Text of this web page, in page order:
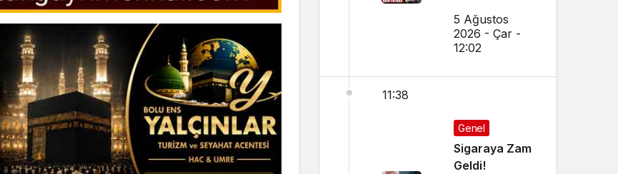
Fatura
5 Ağustos
2026 - Çar -
12:02
11:38
Genel
Sigaraya Zam
Geldi!